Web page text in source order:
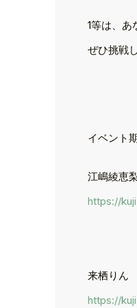
1等は、
ぜひ挑戦
イベント
江嶋綾恵
https://
来栖りん
https://